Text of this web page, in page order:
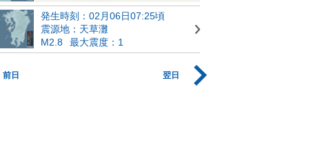
発生時刻：02月06日07:25頃
震源地：天草灘
M2.8
最大震度：1
前日 翌日